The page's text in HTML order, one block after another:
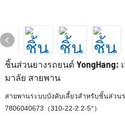
ชิ้นส่วนยางรถยนต์ YongHang:
มาลัย สายพาน
สายพานระบบบังคับเลี้ยวสำหรับชิ้นส่วน
7806040673（310-22-2.2-5°）